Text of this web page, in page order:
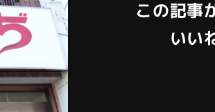
この記事
いい